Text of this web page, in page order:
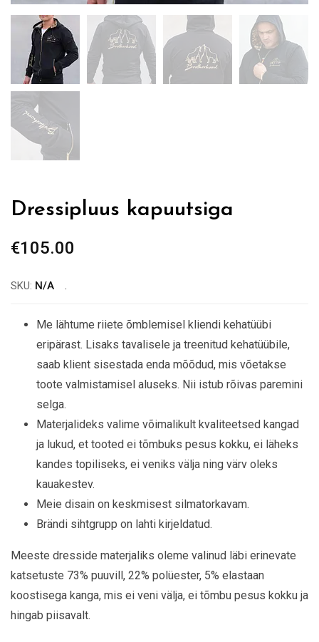
Dressipluus kapuutsiga
€105.00
SKU: N/A
Me lähtume riiete õmblemisel kliendi kehatüübi
eripärast. Lisaks tavalisele ja treenitud kehatüübile,
saab klient sisestada enda mõõdud, mis võetakse
toote valmistamisel aluseks. Nii istub rõivas paremini
selga.
Materjalideks valime võimalikult kvaliteetsed kangad
ja lukud, et tooted ei tõmbuks pesus kokku, ei läheks
kandes topiliseks, ei veniks välja ning värv oleks
kauakestev.
Meie disain on keskmisest silmatorkavam.
Brändi sihtgrupp on lahti kirjeldatud.
Meeste dresside materjaliks oleme valinud läbi erinevate
katsetuste 73% puuvill, 22% polüester, 5% elastaan
koostisega kanga, mis ei veni välja, ei tõmbu pesus kokku ja
hingab piisavalt.